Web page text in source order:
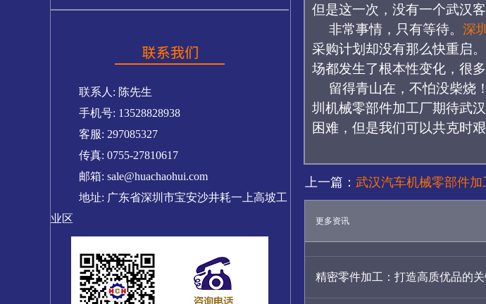
联系人: 陈先生
手机号: 13528828938
客服: 297085327
传真: 0755-27810617
邮箱: sale@huachaohui.com
地址: 广东省深圳市宝安沙井耗一上高坡工
业区
但是这一次，没有一个武汉
非常事情，只有等待。 深
采购计划却没有那么快重启
场都发生了根本性变化，很多
留得青山在，不怕没柴烧
圳机械零部件加工厂期待武
困难，但是我们可以共克时艰
上一篇： 武汉汽车机械零部件
更多资讯
精密零件加工：打造高质优品的